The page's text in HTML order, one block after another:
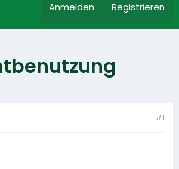
Anmelden Registrieren
#1